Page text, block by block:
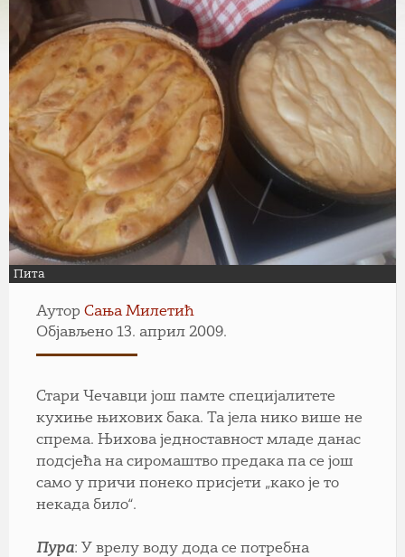
Пита
Аутор Сања Милетић
Објављено 13. април 2009.
Стари Чечавци још памте специјалитете
кухиње њихових бака. Та јела нико више не
спрема. Њихова једноставност младе данас
подсјећа на сиромаштво предака па се још
само у причи понеко присјети „како је то
некада било“.
Пура: У врелу воду дода се потребна